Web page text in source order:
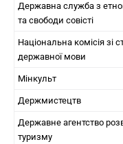
Державна служба з
та свободи совісті
Національна комісія зі
державної мови
Мінкульт
Держмистецтв
Державне агентство
туризму